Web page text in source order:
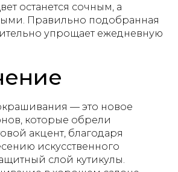
останется сочным, а
Правильно подобранная
упрощает ежедневную
— это новое
которые обрели
акцент, благодаря
искусственного
слой кутикулы.